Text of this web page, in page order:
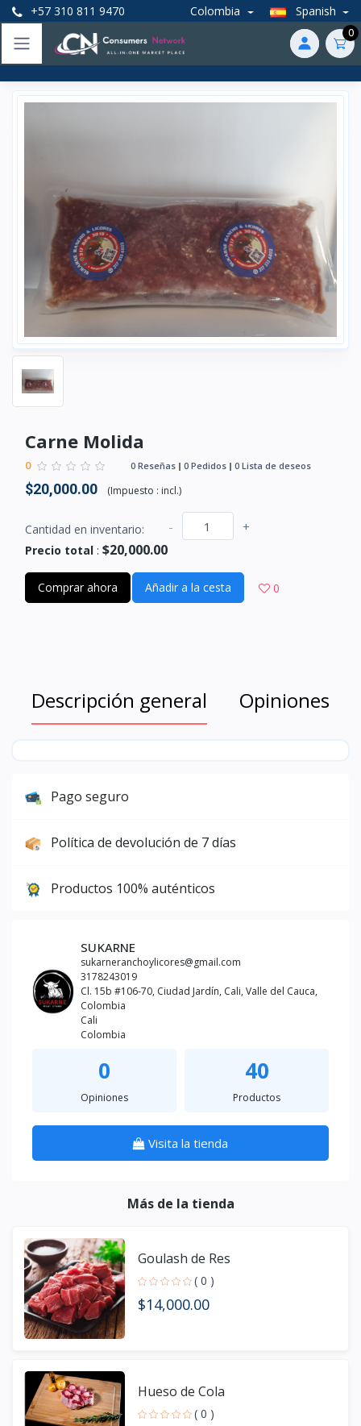
+57 310 811 9470 Colombia Spanish
0
Carne Molida
0 0 Reseñas 0 Pedidos 0 Lista de deseos
$20,000.00 (Impuesto : incl.)
Cantidad en inventario: - +
Precio total : $20,000.00
Comprar ahora Añadir a la cesta 0
Descripción general Opiniones
Pago seguro
Política de devolución de 7 días
Productos 100% auténticos
SUKARNE
sukarneranchoylicores@gmail.com
3178243019
Cl. 15b #106-70, Ciudad Jardín, Cali, Valle del Cauca,
Colombia
Cali
Colombia
0
Opiniones
40
Productos
Visita la tienda
Más de la tienda
Goulash de Res
( 0 )
$14,000.00
Hueso de Cola
( 0 )